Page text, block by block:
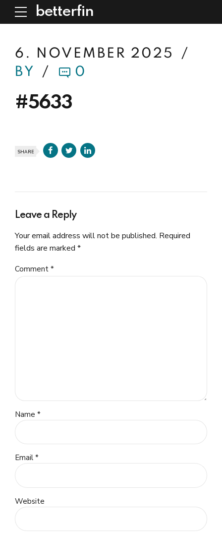
betterfin
6. NOVEMBER 2025
BY
0
#5633
SHARE
Leave a Reply
Your email address will not be published. Required
fields are marked *
Comment *
Name *
Email *
Website